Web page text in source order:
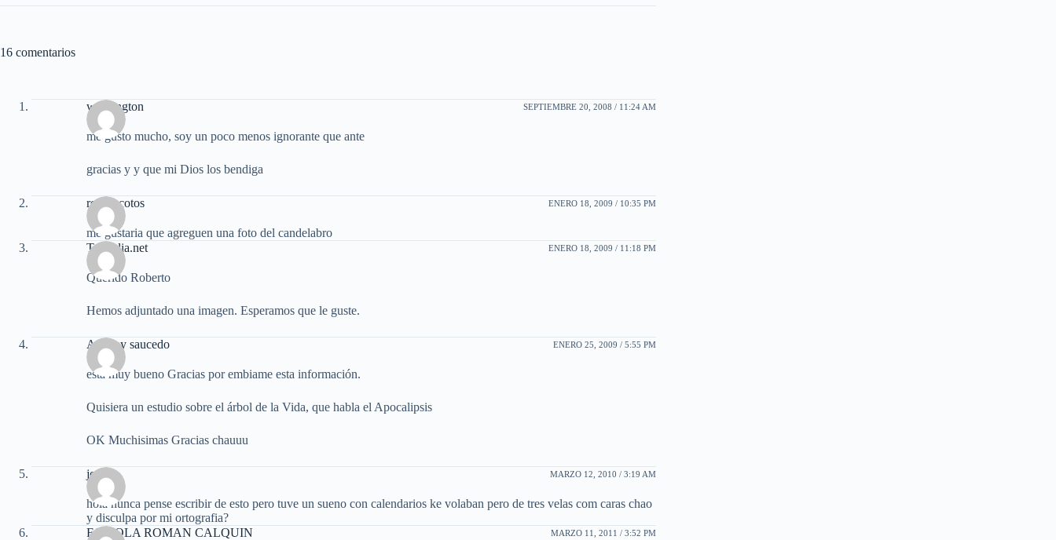
16 comentarios
washington SEPTIEMBRE 20, 2008 / 11:24 AM
me gusto mucho, soy un poco menos ignorante que ante
gracias y y que mi Dios los bendiga
robert cotos ENERO 18, 2009 / 10:35 PM
me gustaria que agreguen una foto del candelabro
TuBiblia.net
ENERO 18, 2009 / 11:18 PM
Querido Roberto
Hemos adjuntado una imagen. Esperamos que le guste.
Adonay saucedo ENERO 25, 2009 / 5:55 PM
esta muy bueno Gracias por embiame esta información.
Quisiera un estudio sobre el árbol de la Vida, que habla el Apocalipsis
OK Muchisimas Gracias chauuu
jorge MARZO 12, 2010 / 3:19 AM
hola nunca pense escribir de esto pero tuve un sueno con calendarios ke volaban pero de tres velas com caras chao
y disculpa por mi ortografia?
FABIOLA ROMAN CALQUIN
MARZO 11, 2011 / 3:52 PM